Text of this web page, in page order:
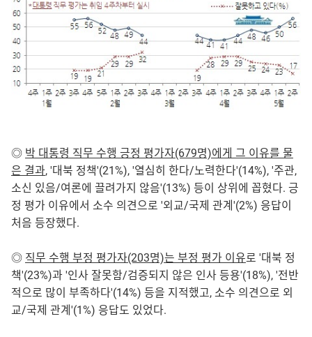
◎ 박 대통령 직무 수행 긍정 평가자(679명)에게 그 이유를 물
은 결과, '대북 정책'(21%), '열심히 한다/노력한다'(14%), '주관,
소신 있음/여론에 끌려가지 않음'(13%) 등이 상위에 꼽혔다. 긍
정 평가 이유에서 소수 의견으로 '외교/국제 관계'(2%) 응답이
처음 등장했다.
◎ 직무 수행 부정 평가자(203명)는 부정 평가 이유로 '대북 정
책'(23%)과 '인사 잘못함/검증되지 않은 인사 등용'(18%), '전반
적으로 많이 부족하다'(14%) 등을 지적했고, 소수 의견으로 외
교/국제 관계'(1%) 응답도 있었다.